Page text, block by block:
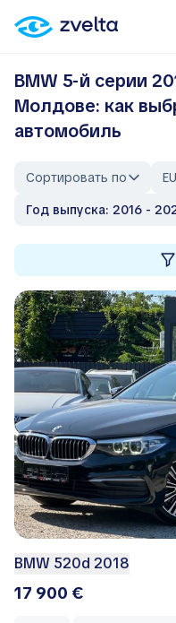
BMW 5-й серии
Молдове: как
автомобиль
Сортировать по
Год выпуска: 2016 -
BMW 520d 2018
17 900 €